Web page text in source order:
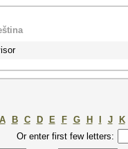
A B C D E F G H J K
Or enter first few letters: